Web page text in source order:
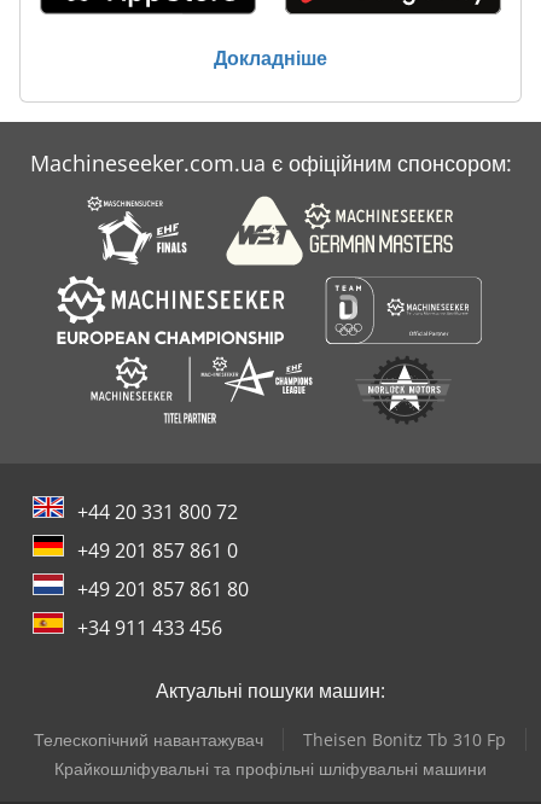
Ewd Gatter
Wd
Дерево Дерева
Докладніше
Machineseeker.com.ua є офіційним спонсором:
+44 20 331 800 72
+49 201 857 861 0
+49 201 857 861 80
+34 911 433 456
Актуальні пошуки машин:
Телескопічний навантажувач
Theisen Bonitz Tb 310 Fp
Крайкошліфувальні та профільні шліфувальні машини